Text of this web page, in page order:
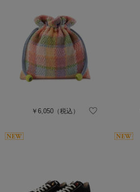
￥6,050 （税込）